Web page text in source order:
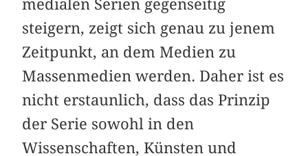
medialen Serien gegenseitig
steigern, zeigt sich genau zu jenem
Zeitpunkt, an dem Medien zu
Massenmedien werden. Daher ist es
nicht erstaunlich, dass das Prinzip
der Serie sowohl in den
Wissenschaften, Künsten und